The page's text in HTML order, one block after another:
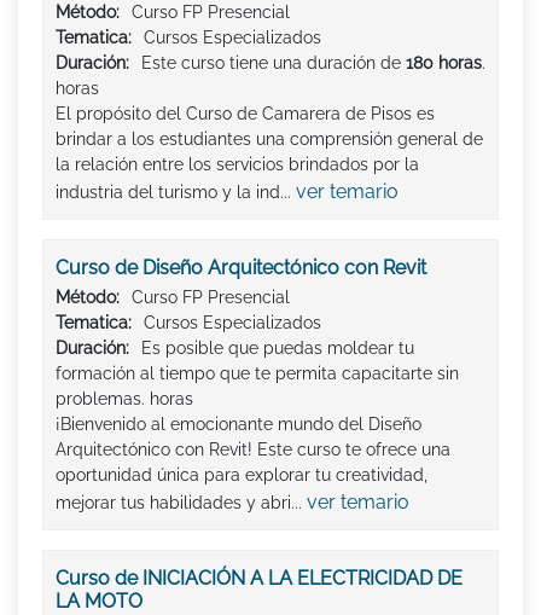
Método:
Curso FP Presencial
Tematica:
Cursos Especializados
Duración:
Este curso tiene una duración de 180 horas.
horas
El propósito del Curso de Camarera de Pisos es
brindar a los estudiantes una comprensión general de
la relación entre los servicios brindados por la
industria del turismo y la ind... ver temario
Curso de Diseño Arquitectónico con Revit
Método:
Curso FP Presencial
Tematica:
Cursos Especializados
Duración:
Es posible que puedas moldear tu
formación al tiempo que te permita capacitarte sin
problemas. horas
¡Bienvenido al emocionante mundo del Diseño
Arquitectónico con Revit! Este curso te ofrece una
oportunidad única para explorar tu creatividad,
mejorar tus habilidades y abri... ver temario
Curso de INICIACIÓN A LA ELECTRICIDAD DE
LA MOTO